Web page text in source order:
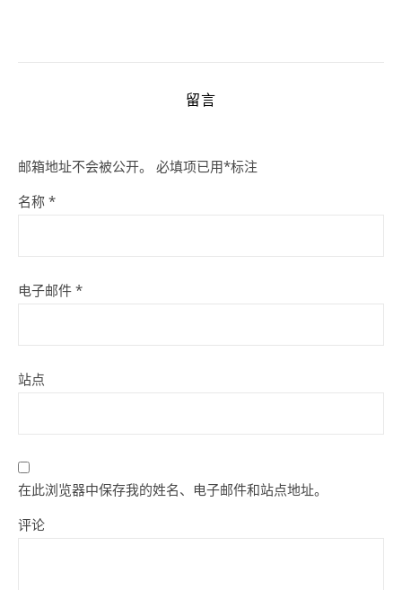
留言
邮箱地址不会被公开。 必填项已用*标注
名称 *
电子邮件 *
站点
在此浏览器中保存我的姓名、电子邮件和站点地址。
评论